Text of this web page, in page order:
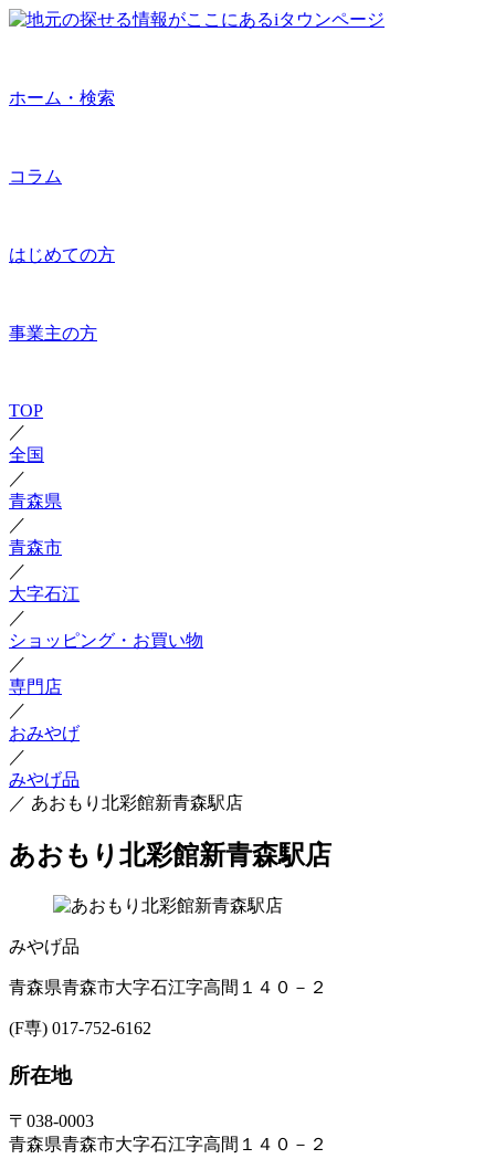
ホーム・検索
コラム
はじめての方
事業主の方
TOP
／
全国
／
青森県
／
青森市
／
大字石江
／
ショッピング・お買い物
／
専門店
／
おみやげ
／
みやげ品
／ あおもり北彩館新青森駅店
あおもり北彩館新青森駅店
みやげ品
青森県青森市大字石江字高間１４０－２
(F専) 017-752-6162
所在地
〒038-0003
青森県青森市大字石江字高間１４０－２